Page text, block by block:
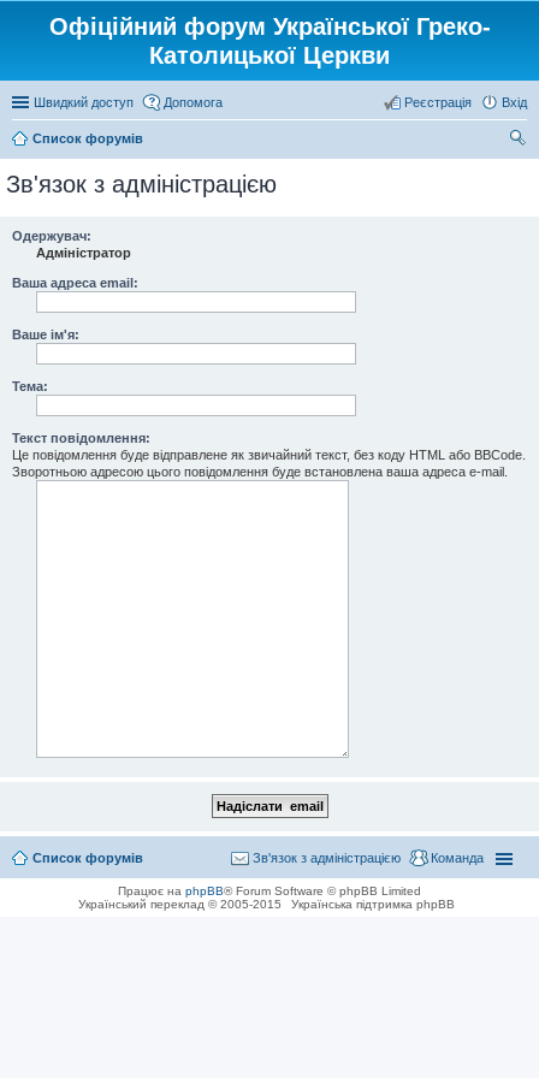
Офіційний форум Української Греко-
Католицької Церкви
Швидкий доступ Допомога Вхід
Реєстрація
Список форумів
Зв'язок з адміністрацією
Одержувач:
Адміністратор
Ваша адреса email:
Ваше ім'я:
Тема:
Текст повідомлення:
Це повідомлення буде відправлене як звичайний текст, без коду HTML або BBCode.
Зворотньою адресою цього повідомлення буде встановлена ваша адреса e-mail.
Список форумів Команда
Зв'язок з адміністрацією
Працює на phpBB® Forum Software © phpBB Limited
Український переклад © 2005-2015
Українська підтримка phpBB